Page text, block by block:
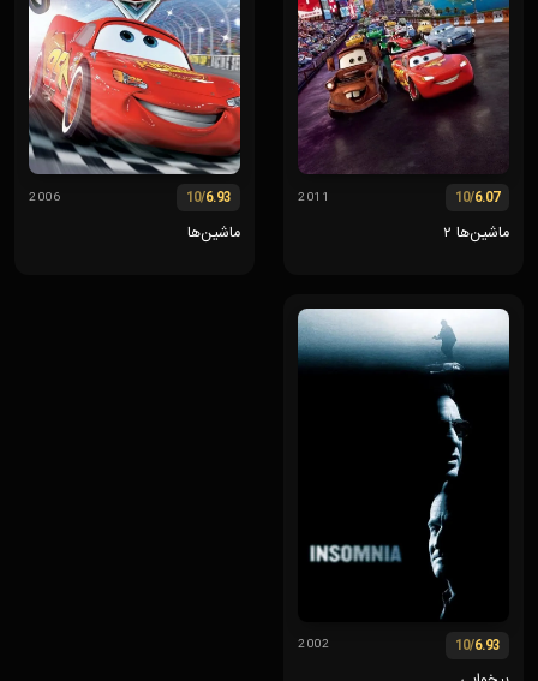
6.07
/10
2011
ماشین‌ها ۲
6.93
/10
2006
ماشین‌ها
6.93
/10
2002